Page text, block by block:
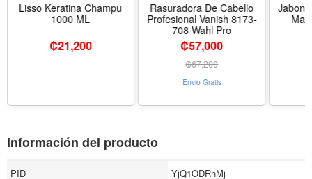
Lisso Keratina Champu
1000 ML
₡21,200
Rasuradora De Cabello
Profesional Vanish 8173-
708 Wahl Pro
₡57,000
₡67,200
Envio Gratis
Jabon
Información del producto
PID
YjQ1ODRhMj